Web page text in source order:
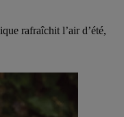
rafraîchit l’air d’été,